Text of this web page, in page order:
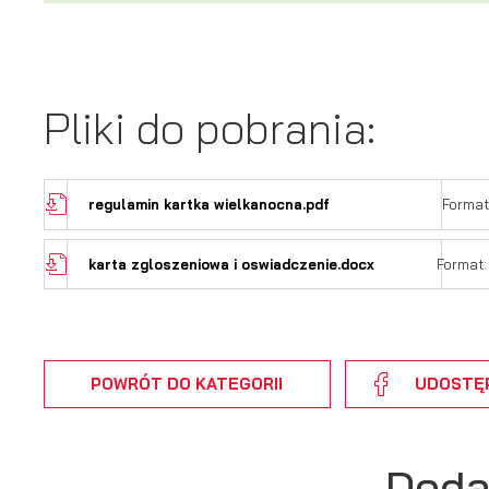
Pliki do pobrania:
regulamin kartka wielkanocna.pdf
karta zgloszeniowa i oswiadczenie.docx Format:
POWRÓT DO KATEGORII